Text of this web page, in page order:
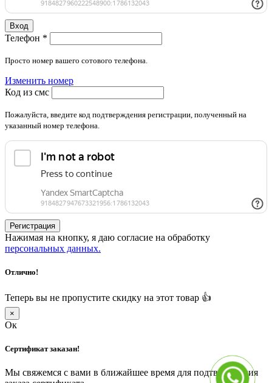
Вход
Телефон *
Просто номер вашего сотового телефона.
Изменить номер
Код из смс
Пожалуйста, введите код подтверждения регистрации, полученный на
указанный номер телефона.
Регистрация
Нажимая на кнопку, я даю согласие на обработку
персональных данных.
Отлично!
Теперь вы не пропустите скидку на этот товар 👍
×
Ок
Сертификат заказан!
Мы свяжемся с вами в ближайшее время для подтверждения